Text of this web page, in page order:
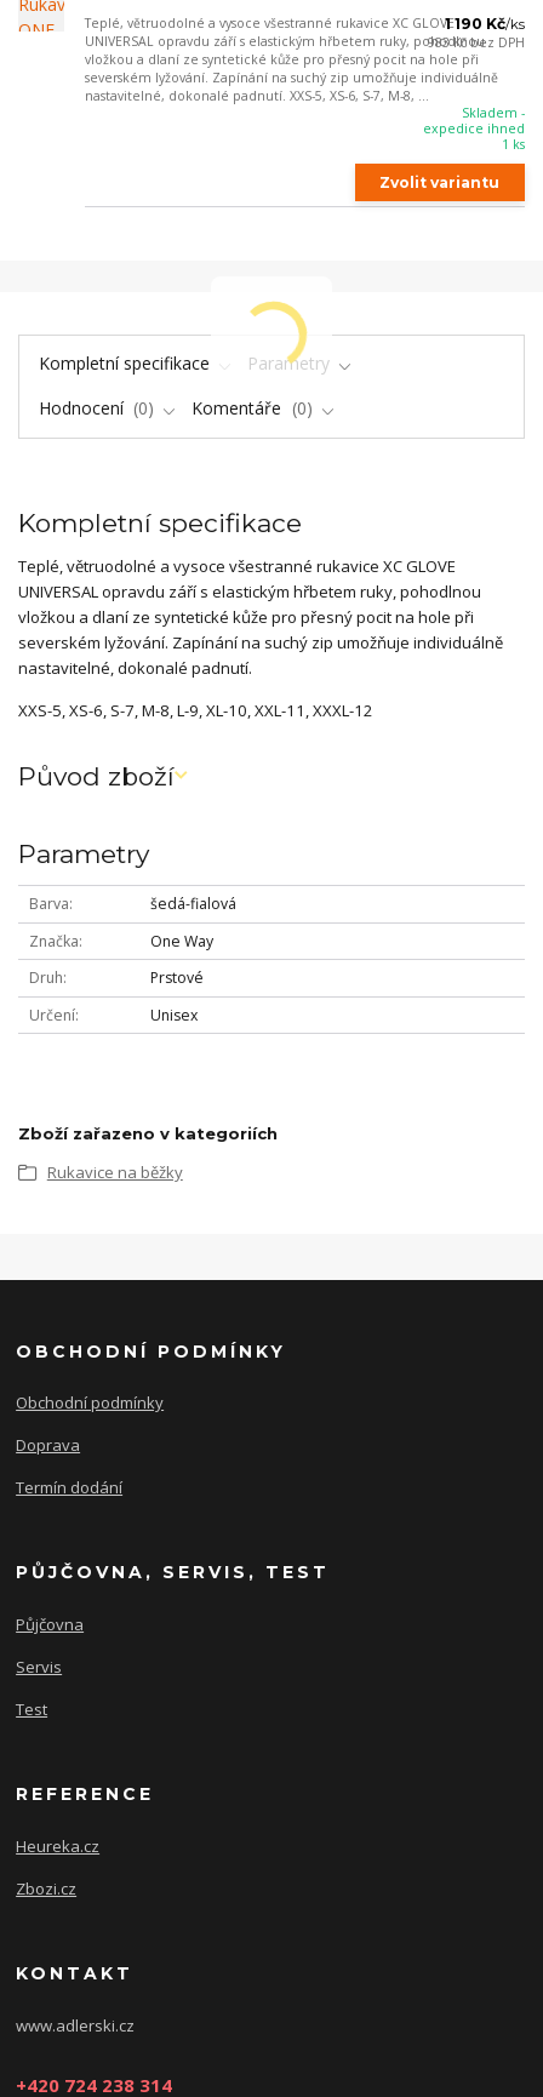
Teplé, větruodolné a vysoce všestranné rukavice XC GLOVE
UNIVERSAL opravdu září s elastickým hřbetem ruky, pohodlnou
vložkou a dlaní ze syntetické kůže pro přesný pocit na hole při
severském lyžování. Zapínání na suchý zip umožňuje individuálně
nastavitelné, dokonalé padnutí. XXS-5, XS-6, S-7, M-8, ...
1 190 Kč/ks
983 Kčbez DPH
Skladem -
expedice ihned
1 ks
Zvolit variantu
Kompletní specifikace
Parametry
Hodnocení
0 Komentáře 0
Kompletní specifikace
Teplé, větruodolné a vysoce všestranné rukavice XC GLOVE
UNIVERSAL opravdu září s elastickým hřbetem ruky, pohodlnou
vložkou a dlaní ze syntetické kůže pro přesný pocit na hole při
severském lyžování. Zapínání na suchý zip umožňuje individuálně
nastavitelné, dokonalé padnutí.
XXS-5, XS-6, S-7, M-8, L-9, XL-10, XXL-11, XXXL-12
Původ zboží
Parametry
Barva
šedá-fialová
Značka
One Way
Druh
Prstové
Určení
Unisex
Zboží zařazeno v kategoriích
Rukavice na běžky
OBCHODNÍ PODMÍNKY
Obchodní podmínky
Doprava
Termín dodání
PŮJČOVNA, SERVIS, TEST
Půjčovna
Servis
Test
REFERENCE
Heureka.cz
Zbozi.cz
KONTAKT
www.adlerski.cz
+420 724 238 314